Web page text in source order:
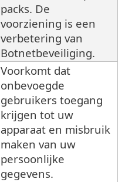
packs. De
voorziening is een
verbetering van
Botnetbeveiliging.
Voorkomt dat
onbevoegde
gebruikers toegang
krijgen tot uw
apparaat en misbruik
maken van uw
persoonlijke
gegevens.